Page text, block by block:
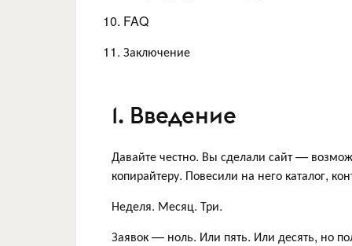
FAQ
Заключение
1. Введение
Давайте честно. Вы сделали сайт —
копирайтеру. Повесили на него каталог,
Неделя. Месяц. Три.
Заявок — ноль. Или пять. Или десять, но